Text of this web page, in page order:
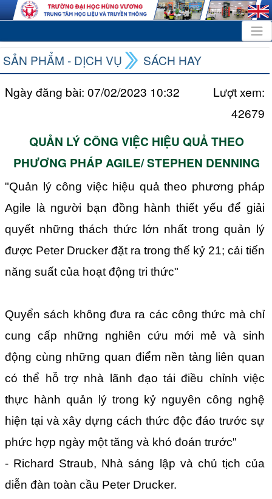
SẢN PHẨM - DỊCH VỤ
SÁCH HAY
Ngày đăng bài: 07/02/2023 10:32
Lượt xem:
42679
QUẢN LÝ CÔNG VIỆC HIỆU QUẢ THEO
PHƯƠNG PHÁP AGILE/ STEPHEN DENNING
"Quản lý công việc hiệu quả theo phương pháp
Agile là người bạn đồng hành thiết yếu để giải
quyết những thách thức lớn nhất trong quản lý
được Peter Drucker đặt ra trong thế kỷ 21; cải tiến
năng suất của hoạt động tri thức"
Quyển sách không đưa ra các công thức mà chỉ
cung cấp những nghiên cứu mới mẻ và sinh
động cùng những quan điểm nền tảng liên quan
có thể hỗ trợ nhà lãnh đạo tái điều chỉnh việc
thực hành quản lý trong kỷ nguyên công nghệ
hiện tại và xây dựng cách thức độc đáo trước sự
phức hợp ngày một tăng và khó đoán trước"
- Richard Straub, Nhà sáng lập và chủ tịch của
diễn đàn toàn cầu Peter Drucker.